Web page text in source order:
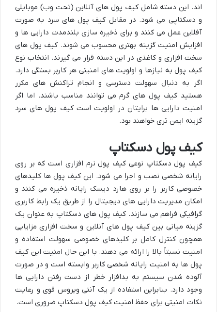
اند. این دسته شامل کیف پول های آنلاین (تحت وب) موبایلی
و دسکتاپی می شود. در مقابل کیف پول های سرد به صورت
آفلاین عمل می کنند و برای ذخیره سازی بلندمدت دارایی ها و
افزایش امنیت گزینه بهتری محسوب می شوند. کیف پول های
سخت افزاری و کاغذی در این دسته قرار می گیرند. انتخاب نوع
کیف پول به نیازها و اولویت های امنیتی هر کاربر بستگی دارد.
اگر به دنبال سهولت دسترسی و انجام تراکنش های مکرر
هستید کیف پول های گرم می توانند مناسب باشند. اما اگر
امنیت دارایی ها برایتان در اولویت است کیف پول های سرد
گزینه ایمن تری خواهند بود.
کیف پول دسکتاپ
کیف پول دسکتاپ نوعی کیف پول نرم افزاری است که بر روی
رایانه شخصی نصب و اجرا می شود. این کیف پول ها کلیدهای
خصوصی کاربر را بر روی هارد دیسک رایانه ذخیره می کنند و
امکان مدیریت دارایی های دیجیتال را از طریق یک رابط کاربری
گرافیکی فراهم می سازند. کیف پول های دسکتاپ به عنوان یک
گزینه میانی بین کیف پول های آنلاین و سخت افزاری مزایایی
همچون کنترل کامل بر کلیدهای خصوصی سهولت استفاده و
امنیت نسبتاً بالا را ارائه می دهند. با این حال امنیت این کیف
پول ها به امنیت رایانه شخصی کاربر وابسته است و در صورت
آلوده شدن سیستم به بدافزار خطر از دست رفتن دارایی ها
وجود دارد. بنابراین استفاده از یک آنتی ویروس قوی و رعایت
نکات امنیتی برای حفظ امنیت کیف پول دسکتاپ ضروری است.